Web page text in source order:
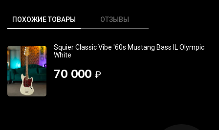
ПОХОЖИЕ ТОВАРЫ ОТЗЫВЫ
Squier Classic Vibe '60s Mustang Bass IL Olympic
White
70 000 ₽